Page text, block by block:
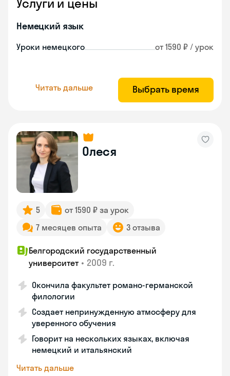
Услуги и цены
Немецкий язык
Уроки немецкого от 1590 ₽ / урок
Читать дальше Выбрать время
Олеся
5
от 1590 ₽ за урок
7 месяцев опыта
3 отзыва
Белгородский государственный
университет • 2009 г.
Окончила факультет романо-германской
филологии
Создает непринужденную атмосферу для
уверенного обучения
Говорит на нескольких языках, включая
немецкий и итальянский
Читать дальше